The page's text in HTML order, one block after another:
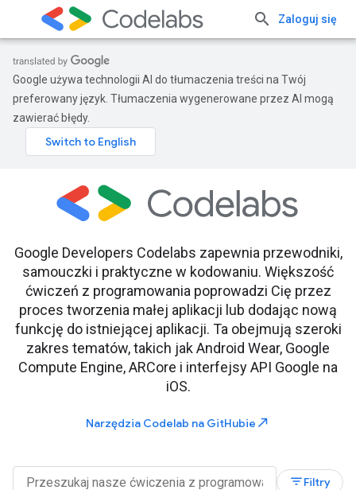
Zaloguj się
Google używa technologii AI do tłumaczenia treści na Twój
preferowany język. Tłumaczenia wygenerowane przez AI mogą
zawierać błędy.
Google Developers Codelabs zapewnia przewodniki,
samouczki i praktyczne w kodowaniu. Większość
ćwiczeń z programowania poprowadzi Cię przez
proces tworzenia małej aplikacji lub dodając nową
funkcję do istniejącej aplikacji. Ta obejmują szeroki
zakres tematów, takich jak Android Wear, Google
Compute Engine, ARCore i interfejsy API Google na
iOS.
Narzędzia Codelab na GitHubie north_east
filter_listFiltry